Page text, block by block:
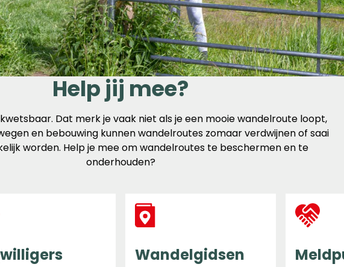
Help jij mee?
Dat merk je vaak niet als je een mooie wandelroute loopt,
en bebouwing kunnen wandelroutes zomaar verdwijnen of saai
worden. Help je mee om wandelroutes te beschermen en te
onderhouden?
Wandelgidsen